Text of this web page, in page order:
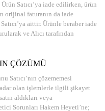
Satıcı’ya iade edilirken, ürün
orijinal faturanın da iade
aittir. Ürünle beraber iade
ve Alıcı tarafından
ÇÖZÜMÜ
Satıcı’nın çözememesi
olan işlemlerle ilgili şikayet
aldıkları veya
Sorunları Hakem Heyeti’ne;